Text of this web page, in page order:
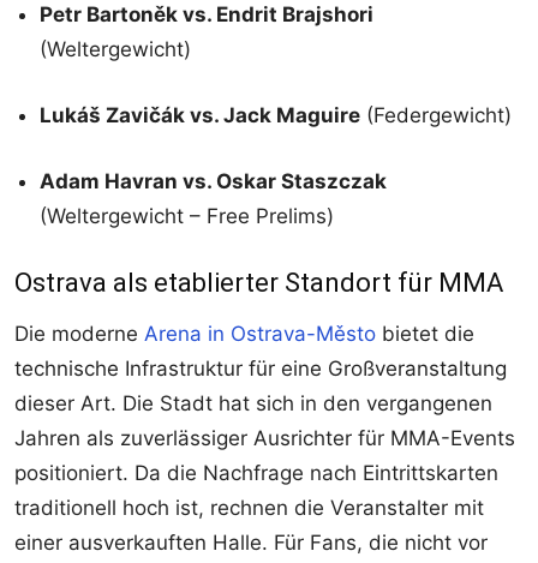
Petr Bartoněk vs. Endrit Brajshori
(Weltergewicht)
Lukáš Zavičák vs. Jack Maguire (Federgewicht)
Adam Havran vs. Oskar Staszczak
(Weltergewicht – Free Prelims)
Ostrava als etablierter Standort für MMA
Die moderne Arena in Ostrava-Město bietet die
technische Infrastruktur für eine Großveranstaltung
dieser Art. Die Stadt hat sich in den vergangenen
Jahren als zuverlässiger Ausrichter für MMA-Events
positioniert. Da die Nachfrage nach Eintrittskarten
traditionell hoch ist, rechnen die Veranstalter mit
einer ausverkauften Halle. Für Fans, die nicht vor